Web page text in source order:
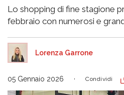
Lo shopping di fine stagione
febbraio con numerosi e
Lorenza Garrone
05 Gennaio 2026 Condividi